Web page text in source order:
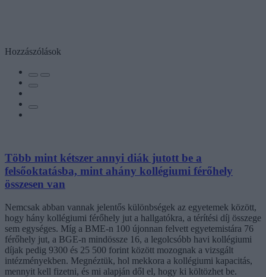
Hozzászólások
Több mint kétszer annyi diák jutott be a
felsőoktatásba, mint ahány kollégiumi férőhely
összesen van
Nemcsak abban vannak jelentős különbségek az egyetemek között,
hogy hány kollégiumi férőhely jut a hallgatókra, a térítési díj összege
sem egységes. Míg a BME-n 100 újonnan felvett egyetemistára 76
férőhely jut, a BGE-n mindössze 16, a legolcsóbb havi kollégiumi
díjak pedig 9300 és 25 500 forint között mozognak a vizsgált
intézményekben. Megnéztük, hol mekkora a kollégiumi kapacitás,
mennyit kell fizetni, és mi alapján dől el, hogy ki költözhet be.